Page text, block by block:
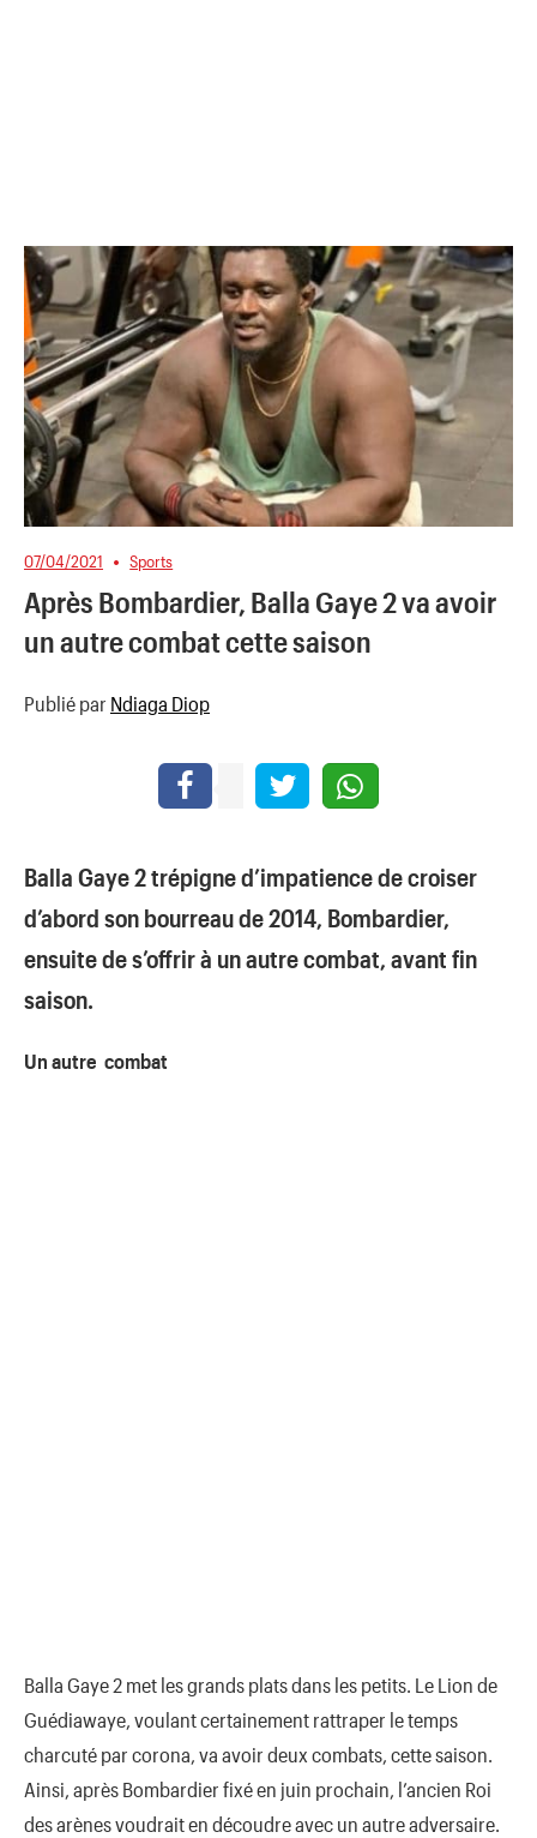
07/04/2021 Sports
Après Bombardier, Balla Gaye 2 va avoir
un autre combat cette saison
Publié par Ndiaga Diop
Balla Gaye 2 trépigne d’impatience de croiser
d’abord son bourreau de 2014, Bombardier,
ensuite de s’offrir à un autre combat, avant fin
saison.
Un autre combat
Balla Gaye 2 met les grands plats dans les petits. Le Lion de
Guédiawaye, voulant certainement rattraper le temps
charcuté par corona, va avoir deux combats, cette saison.
Ainsi, après Bombardier fixé en juin prochain, l’ancien Roi
des arènes voudrait en découdre avec un autre adversaire.